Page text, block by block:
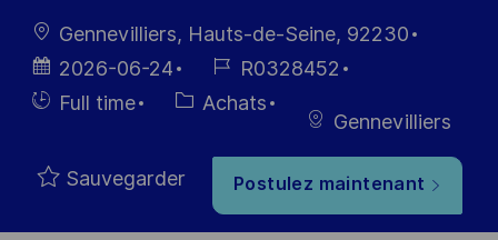
localisation
Gennevilliers, Hauts-de-Seine, 92230
Date
d’affichage
2026-06-24
Référence
du poste
R0328452
HiringFull time Catégorie
Achats
Gennevilliers
Sauvegarder Postulez maintenant